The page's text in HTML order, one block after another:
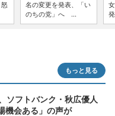
怒
名の変更を発表、「い
のちの党」へ ...
もっと見る
ソフトバンク・秋広優人
機会ある」の声が